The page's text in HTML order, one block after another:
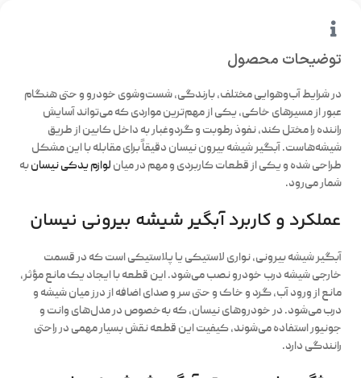
توضیحات محصول
در شرایط آب‌وهوایی مختلف، بارندگی، شست‌وشوی خودرو و حتی هنگام
عبور از مسیرهای خاکی، یکی از مهم‌ترین مواردی که می‌تواند آسایش
راننده را مختل کند، نفوذ رطوبت و گردوغبار به داخل کابین از طریق
شیشه‌هاست.آبگیر شیشه بیرون نیسان دقیقاً برای مقابله با این مشکل
طراحی شده و یکی از قطعات کاربردی و مهم در میان لوازم یدکی نیسانبه
شمار می‌رود.
عملکرد و کاربرد آبگیر شیشه بیرونی نیسان
آبگیر شیشه بیرونی، نواری لاستیکی یا پلاستیکی است که در قسمت
خارجی شیشه درب خودرو نصب می‌شود. این قطعه با ایجاد یک مانع مؤثر،
مانع از ورود آب، گرد و خاک و حتی سر و صدای اضافه از درز میان شیشه و
درب می‌شود. در خودروهای نیسان، که به‌خصوص در مدل‌های وانت و
جونیور استفاده می‌شوند، کیفیت این قطعه نقش بسیار مهمی در راحتی
رانندگی دارد.